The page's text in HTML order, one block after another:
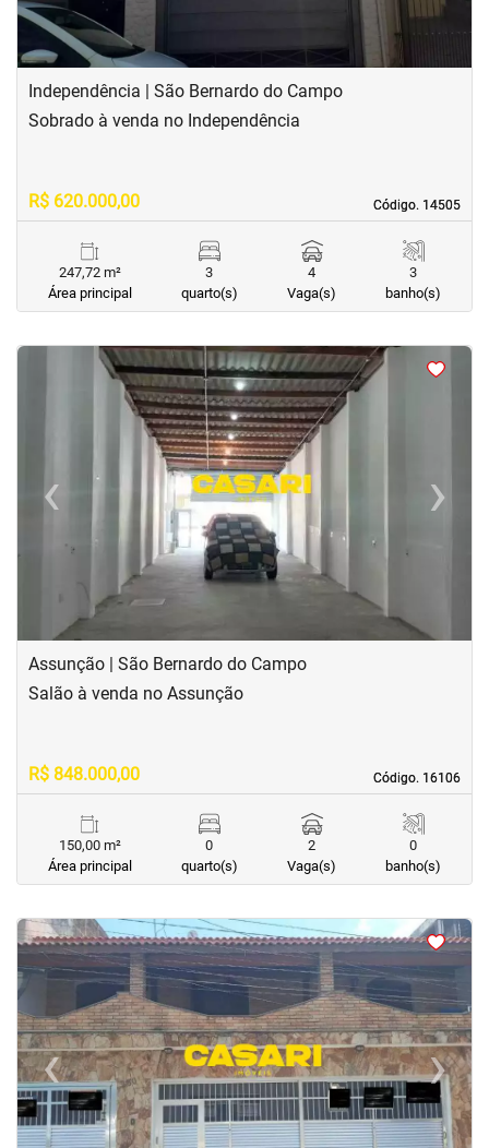
Independência | São Bernardo do Campo
Código. 14505
Código. 14505
Sobrado à venda no Independência
R$ 620.000,00
247,72 m²
Área principal
3
quarto(s)
4
Vaga(s)
3
banho(s)
<
‹Previous ›Next
Assunção | São Bernardo do Campo
Código. 16106
Código. 16106
Salão à venda no Assunção
R$ 848.000,00
150,00 m²
Área principal
0
quarto(s)
2
Vaga(s)
0
banho(s)
<<<<
‹Previous ›Next